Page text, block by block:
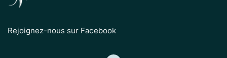
Rejoignez-nous sur Facebook